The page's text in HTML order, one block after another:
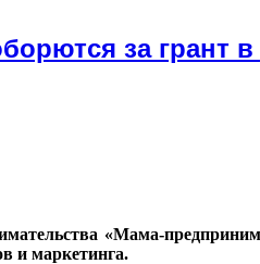
за грант
«Мама-
и маркетинга.